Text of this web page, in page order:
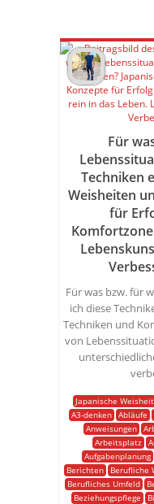
Für
Techniken
Weisheiten
für
Für was bzw. für
ich diese
Techniken und
von
Japanische
A3-denken
Abläufe
Anweisungen
Arbeitsplatz
Aufgabenplanung
Berichten
Berufliche
Berufliches Umfeld
Beziehungspflege